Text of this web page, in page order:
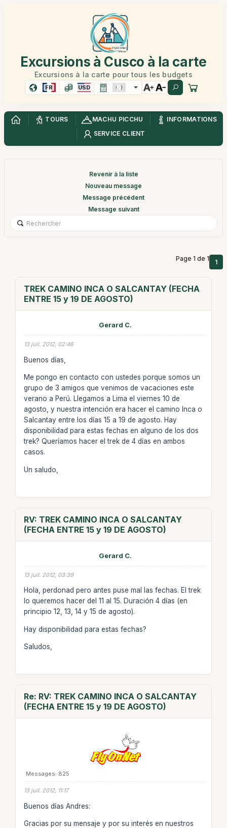
Excursions à Cusco à la carte
Excursions à la carte pour tous les budgets
FR USD
TOURS MACHU PICCHU
INFORMATIONS
SERVICE CLIENT
Revenir à la liste
Nouveau message
Message précédent
Message suivant
Page 1 de 1 1
TREK CAMINO INCA O SALCANTAY (FECHA
ENTRE 15 y 19 DE AGOSTO)
Gerard C.
13 juil. 2012, 02:46
Buenos días,
Me pongo en contacto con ustedes porque somos un
grupo de 3 amigos que venimos de vacaciones este
verano a Perú. Llegamos a Lima el viernes 10 de
agosto, y nuestra intención era hacer el camino Inca o
Salcantay entre los días 15 a 19 de agosto. Hay
disponibilidad para estas fechas en alguno de los dos
trek? Queríamos hacer el trek de 4 días en ambos
casos.
Un saludo,
RV: TREK CAMINO INCA O SALCANTAY
(FECHA ENTRE 15 y 19 DE AGOSTO)
Gerard C.
13 juil. 2012, 03:39
Hola, perdonad pero antes puse mal las fechas. El trek
lo queremos hacer del 11 al 15. Duración 4 días (en
principio 12, 13, 14 y 15 de agosto).
Hay disponibilidad para estas fechas?
Saludos,
Re: RV: TREK CAMINO INCA O SALCANTAY
(FECHA ENTRE 15 y 19 DE AGOSTO)
Messages: 825
13 juil. 2012, 11:17
Buenos días Andres:
Gracias por su mensaje y por su interés en nuestros